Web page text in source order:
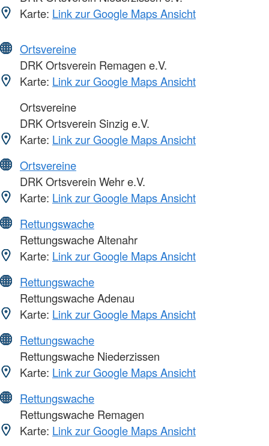
Karte: Link zur Google Maps Ansicht
Ortsvereine
DRK Ortsverein Remagen e.V.
Karte: Link zur Google Maps Ansicht
Ortsvereine
DRK Ortsverein Sinzig e.V.
Karte: Link zur Google Maps Ansicht
Ortsvereine
DRK Ortsverein Wehr e.V.
Karte: Link zur Google Maps Ansicht
Rettungswache
Rettungswache Altenahr
Karte: Link zur Google Maps Ansicht
Rettungswache
Rettungswache Adenau
Karte: Link zur Google Maps Ansicht
Rettungswache
Rettungswache Niederzissen
Karte: Link zur Google Maps Ansicht
Rettungswache
Rettungswache Remagen
Karte: Link zur Google Maps Ansicht